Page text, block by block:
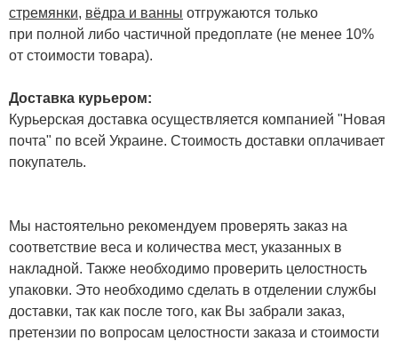
стремянки, вёдра и ванны отгружаются только
при полной либо частичной предоплате (не менее 10%
от стоимости товара).
Доставка курьером:
Курьерская доставка осуществляется компанией "Новая
почта" по всей Украине. Стоимость доставки оплачивает
покупатель.
Мы настоятельно рекомендуем проверять заказ на
соответствие веса и количества мест, указанных в
накладной. Также необходимо проверить целостность
упаковки. Это необходимо сделать в отделении службы
доставки, так как после того, как Вы забрали заказ,
претензии по вопросам целостности заказа и стоимости